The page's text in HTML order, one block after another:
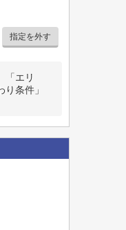
指定を外す
「エリ
条件」